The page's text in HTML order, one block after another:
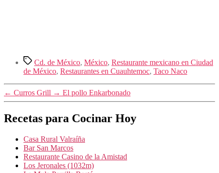
Etiquetas
Cd. de México, México, Restaurante mexicano en Ciudad
de México, Restaurantes en Cuauhtemoc, Taco Naco
← Curros Grill → El pollo Enkarbonado
Recetas para Cocinar Hoy
Casa Rural Valraíña
Bar San Marcos
Restaurante Casino de la Amistad
Los Jeronales (1032m)